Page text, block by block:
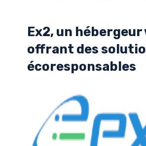
Ex2, un hébergeur
offrant des
écoresponsables